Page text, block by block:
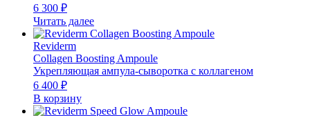
6 300 ₽
Читать далее
Reviderm
Collagen Boosting Ampoule
Укрепляющая ампула-сыворотка с коллагеном
6 400 ₽
В корзину